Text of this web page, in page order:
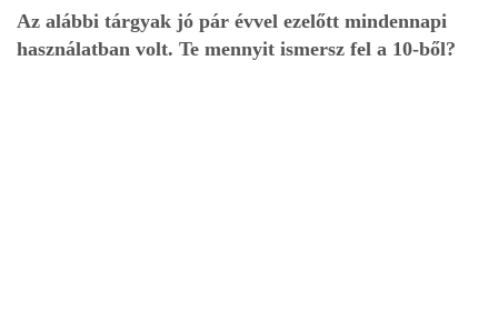
Az alábbi tárgyak jó pár évvel ezelőtt mindennapi
használatban volt. Te mennyit ismersz fel a 10-ből?